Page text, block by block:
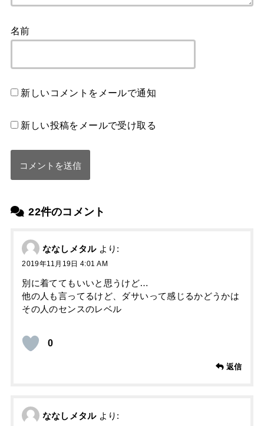
22件のコメント
ななしメタル より:
2019年11月19日 4:01 AM
別に着ててもいいと思うけど…
他の人も言ってるけど、ダサいって感じるかどうかは
その人のセンスのレベル
0
返信
ななしメタル より:
名前
新しいコメントをメールで通知
新しい投稿をメールで受け取る